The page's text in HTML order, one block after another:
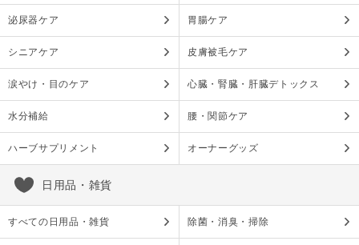
泌尿器ケア 胃腸ケア
シニアケア 皮膚被毛ケア
涙やけ・目のケア 心臓・腎臓・肝臓デトックス
水分補給 腰・関節ケア
ハーブサプリメント オーナーグッズ
日用品・雑貨
すべての日用品・雑貨 除菌・消臭・掃除